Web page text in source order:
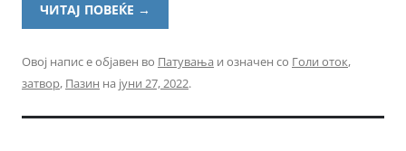
ЧИТАЈ ПОВЕЌЕ →
Овој напис е објавен во Патувања и означен со Голи оток,
затвор, Пазин на јуни 27, 2022.